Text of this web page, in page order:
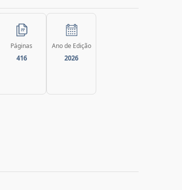
Páginas
416
Ano de Edição
2026